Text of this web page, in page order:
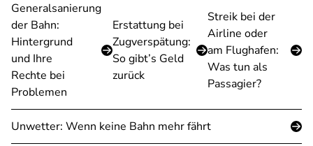
Generalsanierung
der Bahn:
Hintergrund
und Ihre
Rechte bei
Problemen
Erstattung bei
Zugverspätung:
So gibt’s Geld
zurück
Streik bei der
Airline oder
am Flughafen:
Was tun als
Passagier?
Unwetter: Wenn keine Bahn mehr fährt